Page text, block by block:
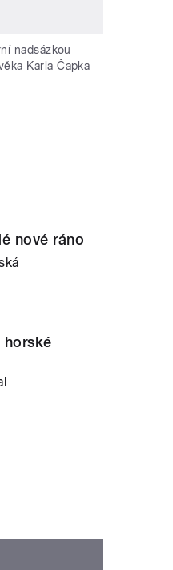
nadsázkou
Karla Čapka
nové ráno
horské